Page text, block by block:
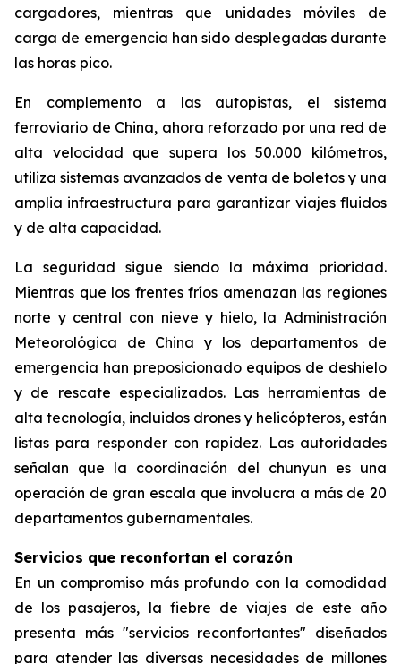
cargadores, mientras que unidades móviles de
carga de emergencia han sido desplegadas durante
las horas pico.
En complemento a las autopistas, el sistema
ferroviario de China, ahora reforzado por una red de
alta velocidad que supera los 50.000 kilómetros,
utiliza sistemas avanzados de venta de boletos y una
amplia infraestructura para garantizar viajes fluidos
y de alta capacidad.
La seguridad sigue siendo la máxima prioridad.
Mientras que los frentes fríos amenazan las regiones
norte y central con nieve y hielo, la Administración
Meteorológica de China y los departamentos de
emergencia han preposicionado equipos de deshielo
y de rescate especializados. Las herramientas de
alta tecnología, incluidos drones y helicópteros, están
listas para responder con rapidez. Las autoridades
señalan que la coordinación del chunyun es una
operación de gran escala que involucra a más de 20
departamentos gubernamentales.
Servicios que reconfortan el corazón
En un compromiso más profundo con la comodidad
de los pasajeros, la fiebre de viajes de este año
presenta más "servicios reconfortantes" diseñados
para atender las diversas necesidades de millones